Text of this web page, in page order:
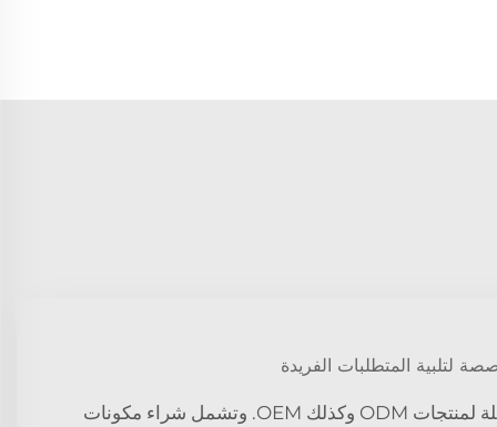
المتطلبات الفريدة
توفر Bandary حلولًا شاملة لمنتجات ODM وكذلك OEM. وتشمل شراء مكونات